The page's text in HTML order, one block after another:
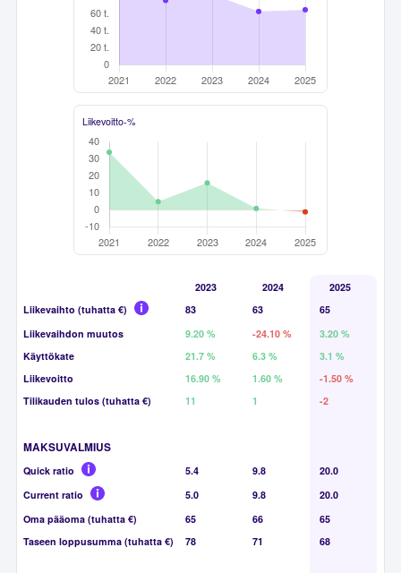
Liikevoitto-%
2023 2024
2025
Liikevaihto (tuhatta €)
83 63
65
Liikevaihdon muutos
9.20 % -24.10 %
3.20 %
Käyttökate
21.7 % 6.3 %
3.1 %
Liikevoitto
16.90 % 1.60 %
-1.50 %
Tilikauden tulos (tuhatta €)
11 1 -2
MAKSUVALMIUS
Quick ratio 5.4 9.8
20.0
Current ratio
5.0 9.8
20.0
Oma pääoma (tuhatta €)
65 66
65
Taseen loppusumma (tuhatta €)
78 71 68